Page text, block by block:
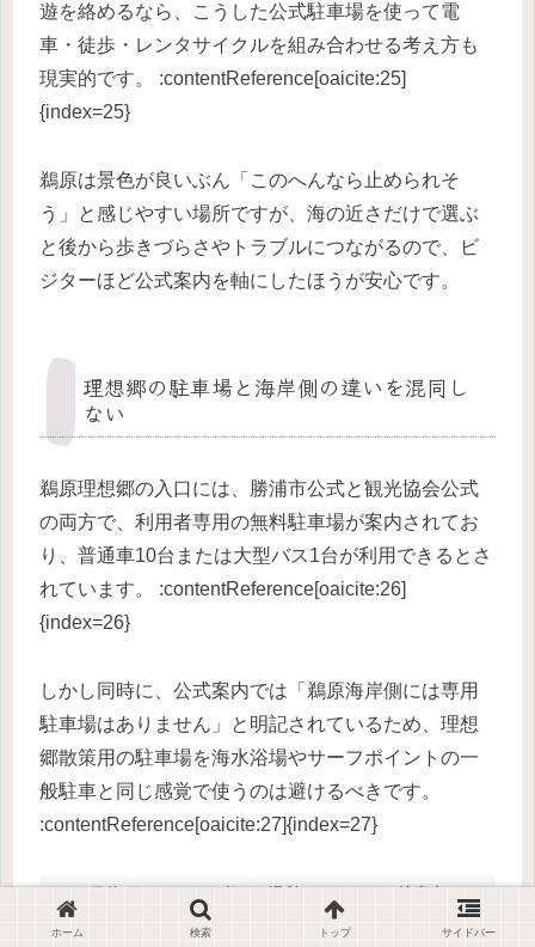
遊を絡めるなら、こうした公式駐車場を使って電
車・徒歩・レンタサイクルを組み合わせる考え方も
現実的です。 :contentReference[oaicite:25]
{index=25}
鵜原は景色が良いぶん「このへんなら止められそ
う」と感じやすい場所ですが、海の近さだけで選ぶ
と後から歩きづらさやトラブルにつながるので、ビ
ジターほど公式案内を軸にしたほうが安心です。
理想郷の駐車場と海岸側の違いを混同し
ない
鵜原理想郷の入口には、勝浦市公式と観光協会公式
の両方で、利用者専用の無料駐車場が案内されてお
り、普通車10台または大型バス1台が利用できるとさ
れています。 :contentReference[oaicite:26]
{index=26}
しかし同時に、公式案内では「鵜原海岸側には専用
駐車場はありません」と明記されているため、理想
郷散策用の駐車場を海水浴場やサーフポイントの一
般駐車と同じ感覚で使うのは避けるべきです。
:contentReference[oaicite:27]{index=27}
理想郷ハイキング
理想郷入口の専用駐車場 海岸側専用ではない
ホーム 検索 トップ サイドバー